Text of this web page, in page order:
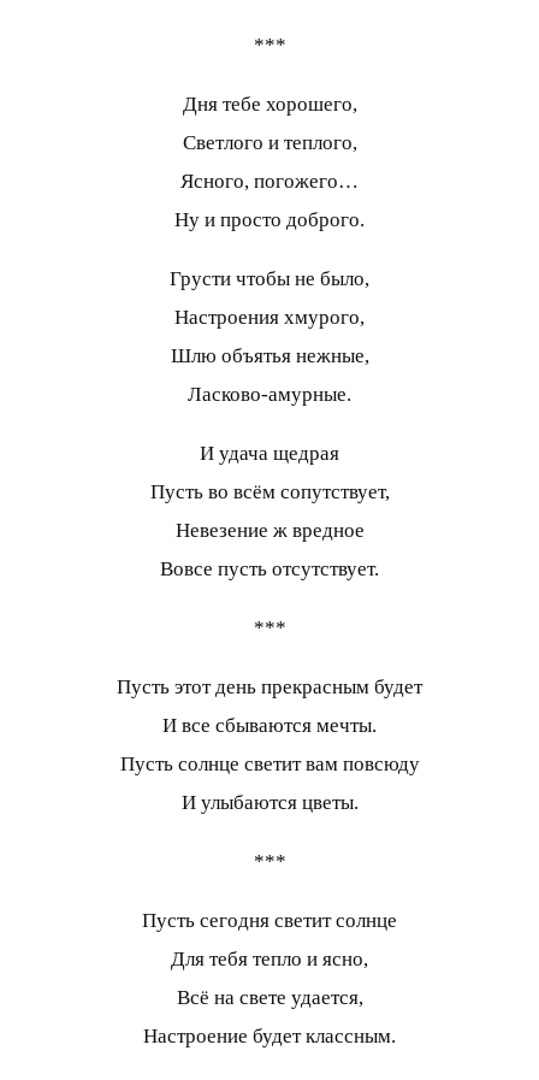
***
Дня тебе хорошего,
Светлого и теплого,
Ясного, погожего…
Ну и просто доброго.
Грусти чтобы не было,
Настроения хмурого,
Шлю объятья нежные,
Ласково-амурные.
И удача щедрая
Пусть во всём сопутствует,
Невезение ж вредное
Вовсе пусть отсутствует.
***
Пусть этот день прекрасным будет
И все сбываются мечты.
Пусть солнце светит вам повсюду
И улыбаются цветы.
***
Пусть сегодня светит солнце
Для тебя тепло и ясно,
Всё на свете удается,
Настроение будет классным.